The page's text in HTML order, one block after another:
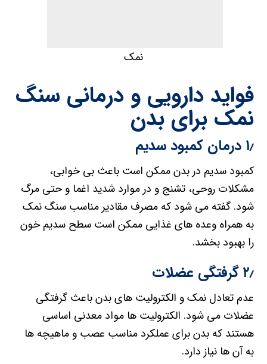
نمک
فواید دارویی و درمانی سنگ
نمک برای بدن
۱٫ درمان کمبود سدیم
کمبود سدیم در بدن ممکن است باعث بی خوابی،
مشکلات روحی، تشنج و در موارد شدید اغما و حتی مرگ
شود. گفته می شود که مصرف مقادیر مناسب سنگ نمک
به همراه وعده های غذایی ممکن است سطح سدیم خون
را بهبود بخشد.
۲٫ گرفتگی عضلات
عدم تعادل نمک و الکترولیت های بدن باعث گرفتگی
عضلات می شود. الکترولیت ها مواد معدنی اساسی
هستند که بدن برای عملکرد مناسب عصب و ماهیچه ها
به آن ها نیاز دارد.